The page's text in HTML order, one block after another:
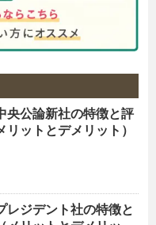
央公論新社の特徴と評
リットとデメリット）
レジデント社の特徴と